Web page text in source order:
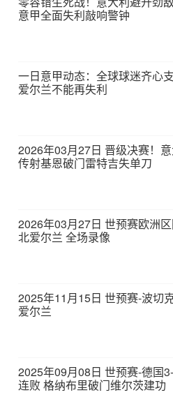
意甲全面失利敲响警钟
一日意甲动态：全球球迷齐心
爱尔兰不能再失利
2026年03月27日 晋级决赛！
传射基恩破门雷特吉失单刀
2026年03月27日 世预赛欧洲
北爱尔兰 全场录像
2025年11月15日 世预赛-波切
爱尔兰
2025年09月08日 世预赛-德国
连败 格纳布里破门维尔茨建功